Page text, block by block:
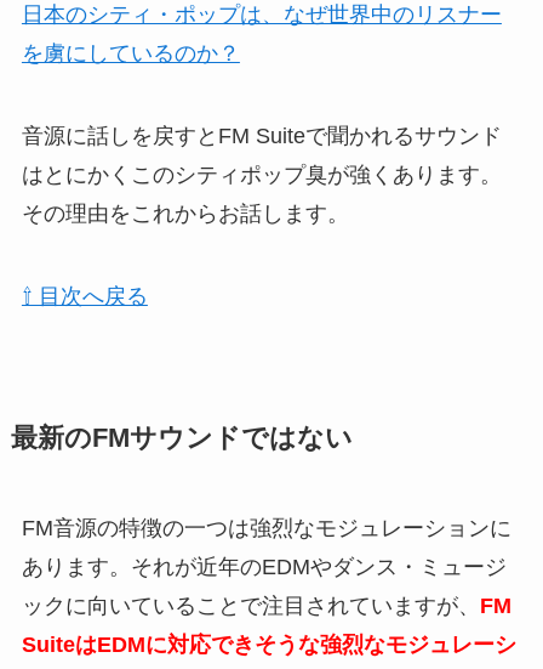
日本のシティ・ポップは、なぜ世界中のリスナー
を虜にしているのか？
音源に話しを戻すとFM Suiteで聞かれるサウンド
はとにかくこのシティポップ臭が強くあります。
その理由をこれからお話します。
⇧ 目次へ戻る
最新のFMサウンドではない
FM音源の特徴の一つは強烈なモジュレーションに
あります。それが近年のEDMやダンス・ミュージ
ックに向いていることで注目されていますが、 FM
SuiteはEDMに対応できそうな強烈なモジュレーシ